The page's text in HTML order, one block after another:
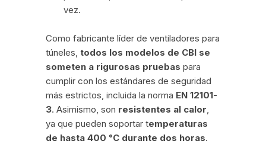
vez.
Como fabricante líder de ventiladores para
túneles, todos los modelos de CBI se
someten a rigurosas pruebas para
cumplir con los estándares de seguridad
más estrictos, incluida la norma EN 12101-
3. Asimismo, son resistentes al calor,
ya que pueden soportar temperaturas
de hasta 400 °C durante dos horas.